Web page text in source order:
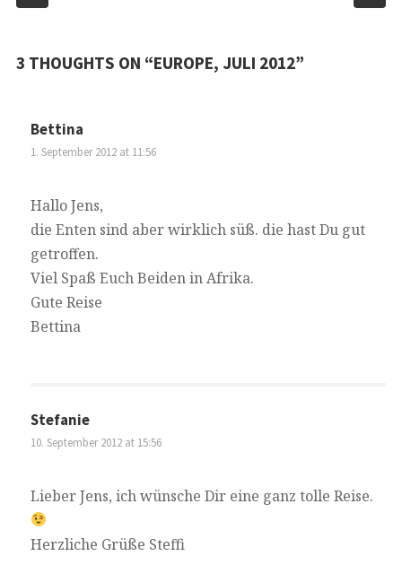
3 THOUGHTS ON “EUROPE, JULI 2012”
Bettina
1. September 2012 at 11:56
Hallo Jens,
die Enten sind aber wirklich süß. die hast Du gut
getroffen.
Viel Spaß Euch Beiden in Afrika.
Gute Reise
Bettina
Stefanie
10. September 2012 at 15:56
Lieber Jens, ich wünsche Dir eine ganz tolle Reise.
Herzliche Grüße Steffi